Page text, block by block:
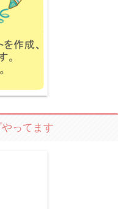
ってます